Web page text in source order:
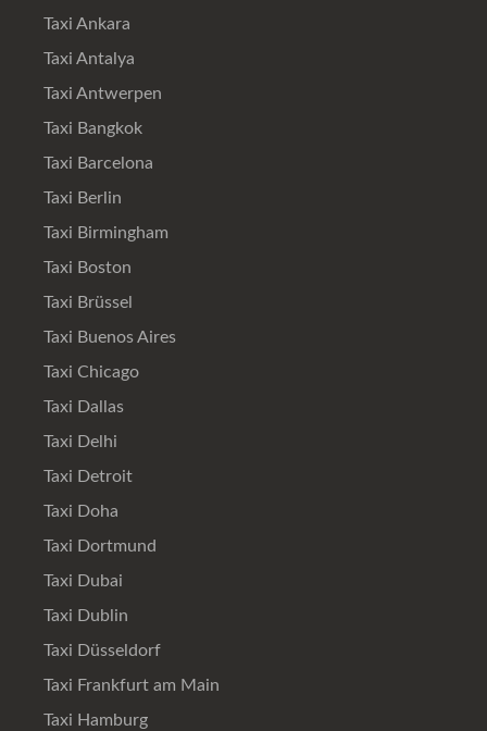
Taxi Ankara
Taxi Antalya
Taxi Antwerpen
Taxi Bangkok
Taxi Barcelona
Taxi Berlin
Taxi Birmingham
Taxi Boston
Taxi Brüssel
Taxi Buenos Aires
Taxi Chicago
Taxi Dallas
Taxi Delhi
Taxi Detroit
Taxi Doha
Taxi Dortmund
Taxi Dubai
Taxi Dublin
Taxi Düsseldorf
Taxi Frankfurt am Main
Taxi Hamburg